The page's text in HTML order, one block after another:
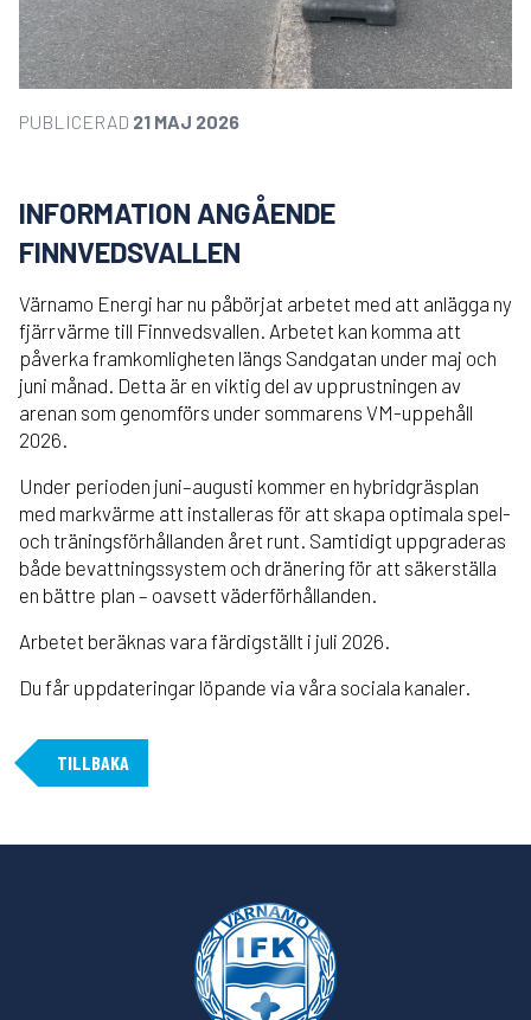
PUBLICERAD 21 MAJ 2026
INFORMATION ANGÅENDE
FINNVEDSVALLEN
Värnamo Energi har nu påbörjat arbetet med att anlägga ny
fjärrvärme till Finnvedsvallen. Arbetet kan komma att
påverka framkomligheten längs Sandgatan under maj och
juni månad. Detta är en viktig del av upprustningen av
arenan som genomförs under sommarens VM-uppehåll
2026.
Under perioden juni–augusti kommer en hybridgräsplan
med markvärme att installeras för att skapa optimala spel-
och träningsförhållanden året runt. Samtidigt uppgraderas
både bevattningssystem och dränering för att säkerställa
en bättre plan – oavsett väderförhållanden.
Arbetet beräknas vara färdigställt i juli 2026.
Du får uppdateringar löpande via våra sociala kanaler.
TILLBAKA